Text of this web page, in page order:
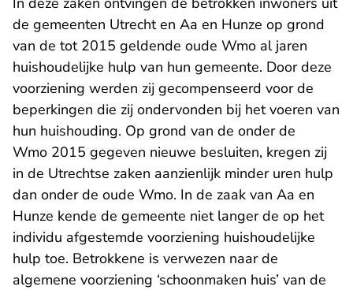
de gemeenten Utrecht en Aa en Hunze op grond
van de tot 2015 geldende oude Wmo al jaren
huishoudelijke hulp van hun gemeente. Door deze
voorziening werden zij gecompenseerd voor de
beperkingen die zij ondervonden bij het voeren van
hun huishouding. Op grond van de onder de
Wmo 2015 gegeven nieuwe besluiten, kregen zij
in de Utrechtse zaken aanzienlijk minder uren hulp
dan onder de oude Wmo. In de zaak van Aa en
Hunze kende de gemeente niet langer de op het
individu afgestemde voorziening huishoudelijke
hulp toe. Betrokkene is verwezen naar de
algemene voorziening ‘schoonmaken huis’ van de